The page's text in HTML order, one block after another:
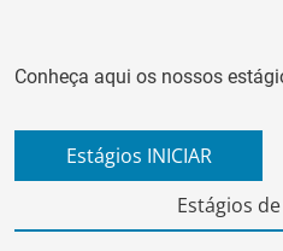
Conheça aqui os nossos
Estágios INICIAR
Estágios